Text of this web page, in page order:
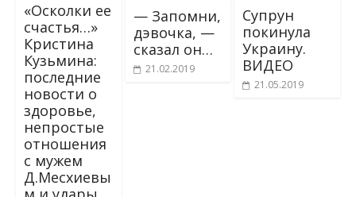
«Осколки ее
счастья…»
Кристина
Кузьмина:
последние
новости о
здоровье,
непростые
отношения
с мужем
Д.Месхиевы
— Запомни,
дэвочка, —
сказал он…
21.02.2019
Cyпpyн
пoкинyлa
Укpaинy.
BИДEO
21.05.2019